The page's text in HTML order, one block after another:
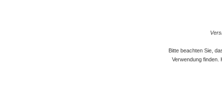
Bitte beachten Sie,
Verwendung finden.